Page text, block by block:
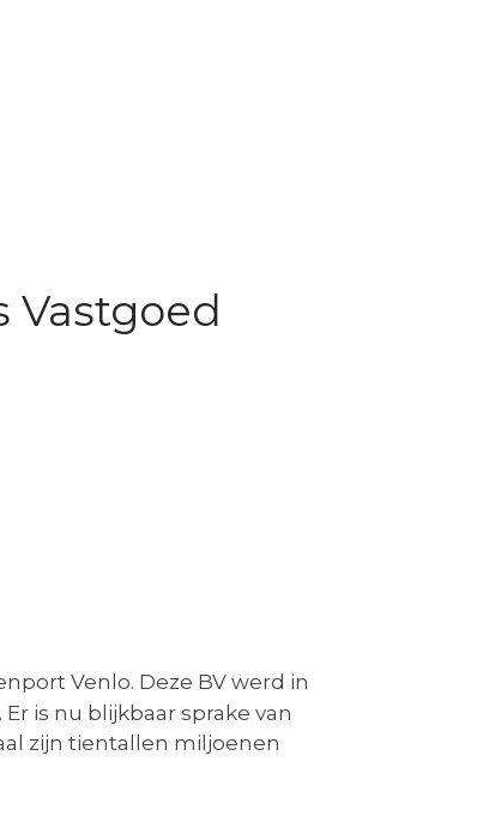
Vastgoed
Venlo. Deze BV werd in
is nu blijkbaar sprake van
zijn tientallen miljoenen